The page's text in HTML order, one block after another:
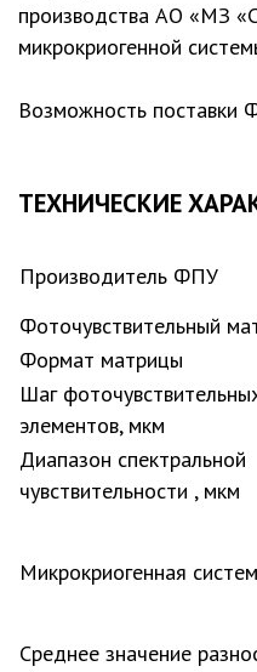
производства АО «МЗ
микрокриогенной
Возможность поставки
ТЕХНИЧЕСКИЕ
Производитель ФПУ
Фоточувствительный
Формат матрицы
Шаг
элементов, мкм
Диапазон спектральной
чувствительности , мкм
Микрокриогенная
Среднее значение